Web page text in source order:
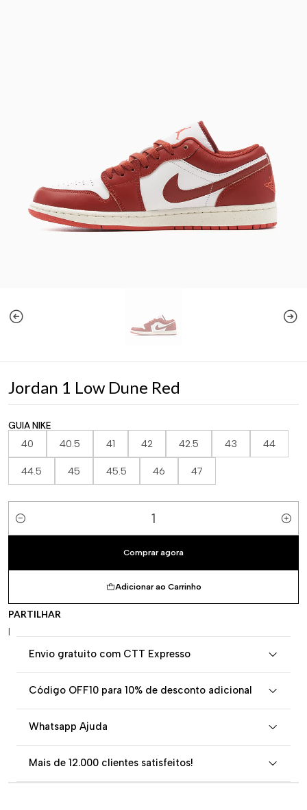
Jordan 1 Low Dune Red
GUIA NIKE
40 40.5 41 42 42.5 43 44
44.5 45 45.5 46 47
Quantidade
Adicionar ao Carrinho
Comprar agora
PARTILHAR
|
Envio gratuito com CTT Expresso
Código OFF10 para 10% de desconto adicional
Whatsapp Ajuda
Mais de 12.000 clientes satisfeitos!